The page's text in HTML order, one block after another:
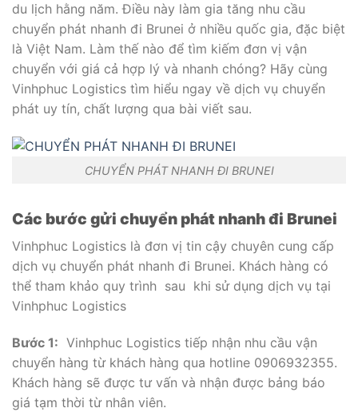
du lịch hằng năm. Điều này làm gia tăng nhu cầu
chuyển phát nhanh đi Brunei ở nhiều quốc gia, đặc biệt
là Việt Nam. Làm thế nào để tìm kiếm đơn vị vận
chuyển với giá cả hợp lý và nhanh chóng? Hãy cùng
Vinhphuc Logistics tìm hiểu ngay về dịch vụ chuyển
phát uy tín, chất lượng qua bài viết sau.
CHUYỂN PHÁT NHANH ĐI BRUNEI
Các bước gửi chuyển phát nhanh đi Brunei
Vinhphuc Logistics là đơn vị tin cậy chuyên cung cấp
dịch vụ chuyển phát nhanh đi Brunei. Khách hàng có
thể tham khảo quy trình sau khi sử dụng dịch vụ tại
Vinhphuc Logistics
Bước 1: Vinhphuc Logistics tiếp nhận nhu cầu vận
chuyển hàng từ khách hàng qua hotline 0906932355.
Khách hàng sẽ được tư vấn và nhận được bảng báo
giá tạm thời từ nhân viên.